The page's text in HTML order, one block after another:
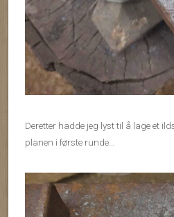
Deretter hadde jeg lyst til å lage et
planen i første runde…